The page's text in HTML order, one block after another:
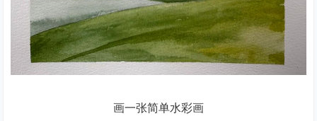
画一张简单水彩画